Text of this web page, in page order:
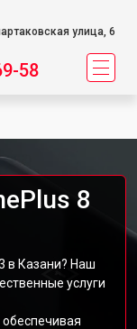
улица, 6
58
8
в Казани? Наш
услуги